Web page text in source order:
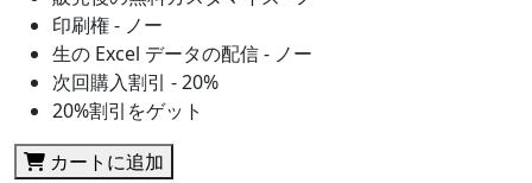
印刷権 - ノー
生の Excel データの配信 - ノー
次回購入割引 - 20%
20%割引をゲット
カートに追加